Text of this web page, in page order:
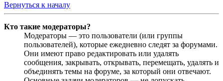
Вернуться к началу
Кто такие модераторы?
Модераторы — это пользователи (или группы
пользователей), которые ежедневно следят за форумами.
Они имеют право редактировать или удалять
сообщения, закрывать, открывать, перемещать, удалять и
объединять темы на форуме, за который они отвечают.